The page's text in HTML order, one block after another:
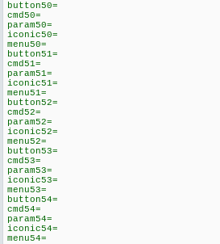
button50=
cmd50=
param50=
iconic50=
menu50=
button51=
cmd51=
param51=
iconic51=
menu51=
button52=
cmd52=
param52=
iconic52=
menu52=
button53=
cmd53=
param53=
iconic53=
menu53=
button54=
cmd54=
param54=
iconic54=
menu54=